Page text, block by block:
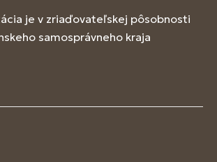
je v zriaďovateľskej pôsobnosti
samosprávneho kraja